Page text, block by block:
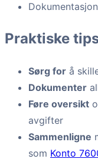
Praktiske
Sørg for å
Dokumenter
Føre oversikt
avgifter
Sammenligne
som Konto